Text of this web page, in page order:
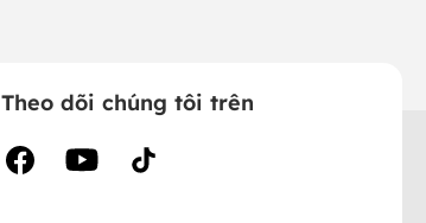
Theo dõi chúng tôi trên